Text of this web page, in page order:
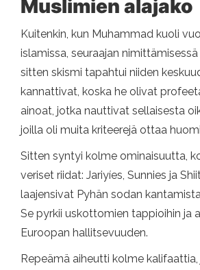
Muslimien alajako
Kuitenkin, kun Muhammad kuoli
islamissa, seuraajan
sitten skismi tapahtui niiden
kannattivat, koska he olivat
ainoat, jotka nauttivat sellaisesta
joilla oli muita kriteerejä ottaa
Sitten syntyi kolme ominaisuutta,
veriset riidat: Jariyíes, Sunnies ja
laajensivat Pyhän sodan
Se pyrkii uskottomien tappioihin ja
Euroopan hallitsevuuden.
Repeämä aiheutti kolme